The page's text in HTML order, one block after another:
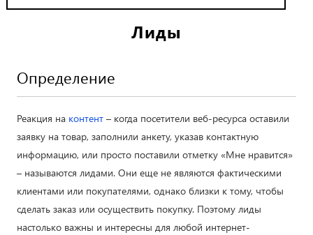
Лиды
Определение
Реакция на контент – когда посетители веб-ресурса оставили
заявку на товар, заполнили анкету, указав контактную
информацию, или просто поставили отметку «Мне нравится»
– называются лидами. Они еще не являются фактическими
клиентами или покупателями, однако близки к тому, чтобы
сделать заказ или осуществить покупку. Поэтому лиды
настолько важны и интересны для любой интернет-